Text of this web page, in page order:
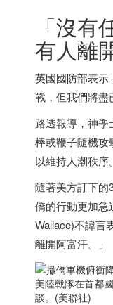
「沒
有人離
英國國防部表示
戰，但我們將盡
路透報導，神
棒或鞭子隨機攻
以維持人潮秩序。
隨著美方訂下的
僑的行動更加急
Wallace)不諱言
離開阿富汗。」
美陸戰隊在首都
談。(美聯社)